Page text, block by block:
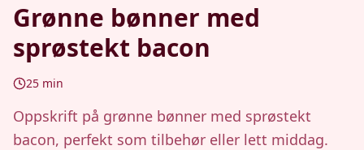
Grønne bønner med
sprøstekt bacon
25 min
Oppskrift på grønne bønner med sprøstekt
bacon, perfekt som tilbehør eller lett middag.